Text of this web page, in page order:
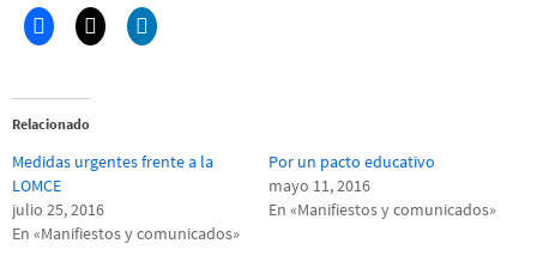
Relacionado
Medidas urgentes frente a la
LOMCE
julio 25, 2016
En «Manifiestos y comunicados»
Por un pacto educativo
mayo 11, 2016
En «Manifiestos y comunicados»